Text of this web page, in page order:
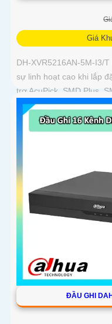
Giá
DH-XVR5216AN-5M-I3/
sự linh hoạt cao khi lắp
trợ AcuPick, SMD Plus,
thông minh đến 24
chuẩn nén AI-Coding và
ĐẦU GHI